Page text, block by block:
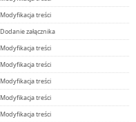
Modyfikacja treści
Dodanie załącznika
Modyfikacja treści
Modyfikacja treści
Modyfikacja treści
Modyfikacja treści
Modyfikacja treści